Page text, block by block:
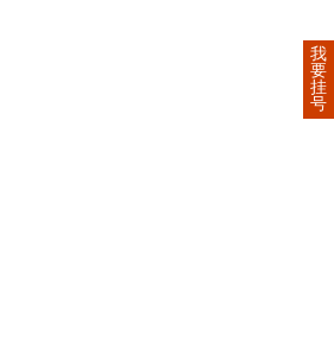
我
要
挂
号